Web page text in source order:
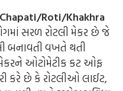
Chapati/Roti/Khakhra
સરળ રોટલી મેકર છે જે
બનાવતી વખતે થતી
ઓટોમેટીક કટ ઓફ
કરે છે કે રોટલીઓ લાઈટ,